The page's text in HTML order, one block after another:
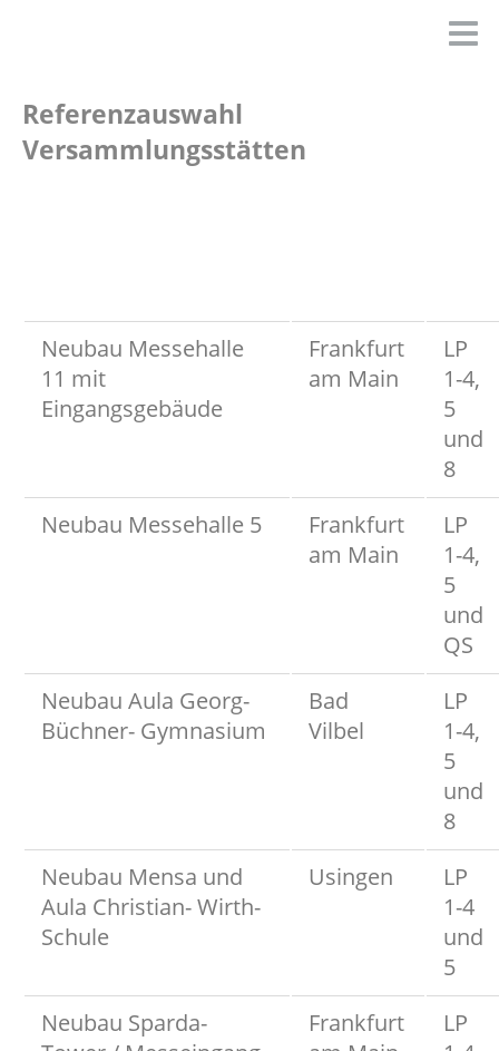
Referenzauswahl
Versammlungsstätten
Neubau Messehalle
11 mit
Eingangsgebäude
Frankfurt
am Main
LP
1-4,
5
und
8
Neubau Messehalle 5
Frankfurt
am Main
LP
1-4,
5
und
QS
Neubau Aula Georg-
Büchner- Gymnasium
Bad
Vilbel
LP
1-4,
5
und
8
Neubau Mensa und
Aula Christian- Wirth-
Schule
Usingen
LP
1-4
und
5
Neubau Sparda-
Frankfurt
LP